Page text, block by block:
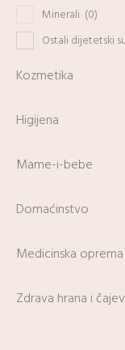
Minerali (0)
Ostali dijetetski
Kozmetika
Higijena
Mame-i-bebe
Domaćinstvo
Medicinska oprema
Zdrava hrana i